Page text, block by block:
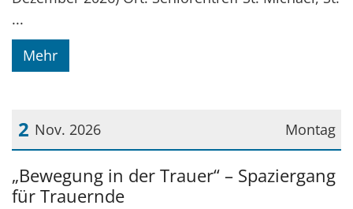
...
Mehr
Montag
2 Nov. 2026
Datum: 2. November 2026
„Bewegung in der Trauer“ – Spaziergang
für Trauernde